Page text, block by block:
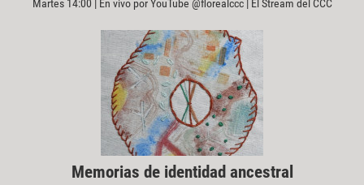
Martes 14:00 | En vivo por YouTube @florealccc | El Stream del CCC
Memorias de identidad ancestral